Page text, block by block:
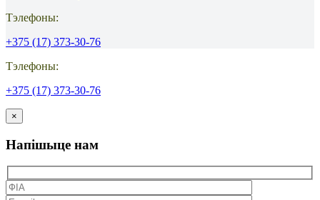
Тэлефоны:
+375 (17) 373-30-76
Тэлефоны:
+375 (17) 373-30-76
×
Напішыце нам